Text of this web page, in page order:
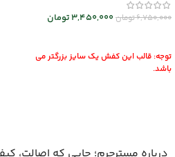
6,750,000تومان3,450,000تومان
توجه: قالب این کفش یک سایز بزرگتر می
باشد.